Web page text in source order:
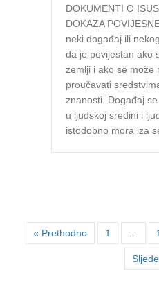
DOKUMENTI O
DOKAZA
neki događaj ili
da je povijestan ako
zemlji i ako se može
proučavati
znanosti. Događaj
u ljudskoj sredini i
istodobno mora iza
« Prethodno 1 …